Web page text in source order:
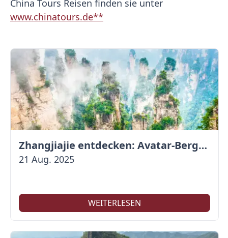
China Tours Reisen finden sie unter
www.chinatours.de**
Zhangjiajie entdecken: Avatar-Berge & Altstadt von Fenghuang
21 Aug. 2025
WEITERLESEN